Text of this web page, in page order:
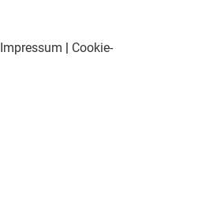
Impressum | Cookie-